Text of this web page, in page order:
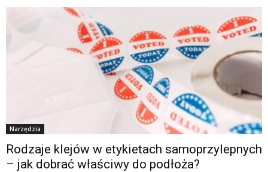
Narzędzia
Rodzaje klejów w etykietach samoprzylepnych
– jak dobrać właściwy do podłoża?